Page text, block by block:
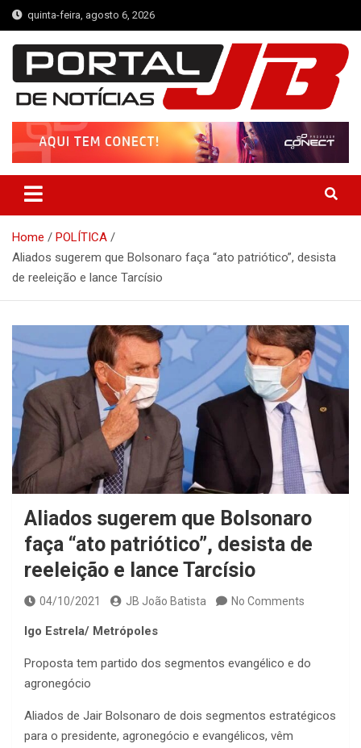
Skip
to
content
quinta-feira, agosto 6, 2026
Portal de Notícias JB
Notícias de Simplício Mendes e Região
Home
POLÍTICA
Aliados sugerem que Bolsonaro faça “ato patriótico”, desista
de reeleição e lance Tarcísio
Aliados sugerem que Bolsonaro
faça “ato patriótico”, desista de
reeleição e lance Tarcísio
04/10/2021 JB João Batista No Comments
Igo Estrela/ Metrópoles
Proposta tem partido dos segmentos evangélico e do
agronegócio
Aliados de Jair Bolsonaro de dois segmentos estratégicos
para o presidente, agronegócio e evangélicos, vêm